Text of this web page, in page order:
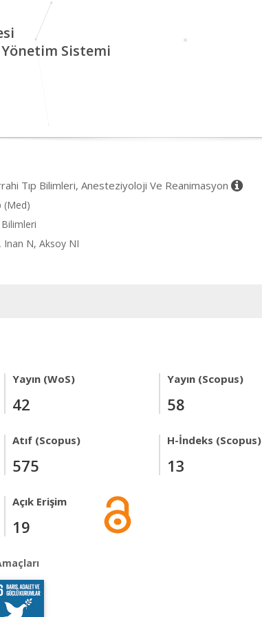
Sistemi
Tıp Bilimleri, Anesteziyoloji Ve Reanimasyon
(Med)
Bilimleri
Inan N, Aksoy NI
Yayın (WoS)
42
Yayın (Scopus)
58
Atıf (Scopus)
575
H-İndeks (Scopus)
13
Açık Erişim
19